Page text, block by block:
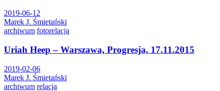
2019-06-12
Marek J. Śmietański
archiwum fotorelacja
Uriah Heep – Warszawa, Progresja, 17.11.2015
2019-02-06
Marek J. Śmietański
archiwum relacja